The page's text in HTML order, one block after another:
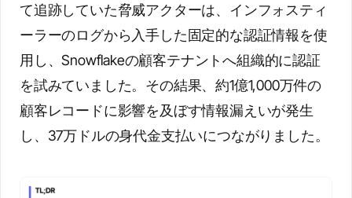
て追跡していた脅威アクターは、インフォスティ
ーラーのログから入手した固定的な認証情報を使
用し、Snowflakeの顧客テナントへ組織的に認証
を試みていました。その結果、約1億1,000万件の
顧客レコードに影響を及ぼす情報漏えいが発生
し、37万ドルの身代金支払いにつながりました。